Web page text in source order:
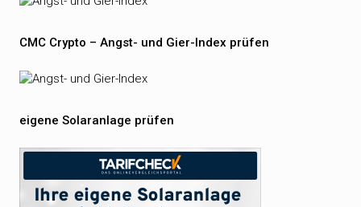
CMC Crypto – Angst- und Gier-Index prüfen
eigene Solaranlage prüfen